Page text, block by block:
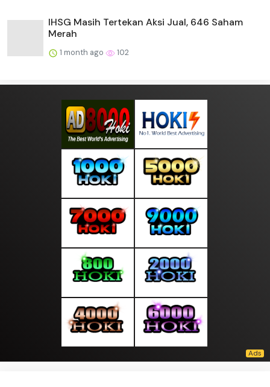
IHSG Masih Tertekan Aksi Jual, 646 Saham
Merah
1 month ago 102